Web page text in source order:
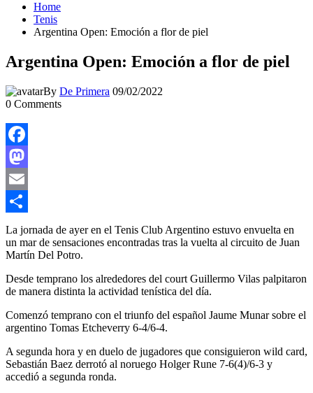
Home
Tenis
Argentina Open: Emoción a flor de piel
Argentina Open: Emoción a flor de piel
By De Primera 09/02/2022
0 Comments
Facebook
Mastodon
Email
Compartir
La jornada de ayer en el Tenis Club Argentino estuvo envuelta en
un mar de sensaciones encontradas tras la vuelta al circuito de Juan
Martín Del Potro.
Desde temprano los alrededores del court Guillermo Vilas palpitaron
de manera distinta la actividad tenística del día.
Comenzó temprano con el triunfo del español Jaume Munar sobre el
argentino Tomas Etcheverry 6-4/6-4.
A segunda hora y en duelo de jugadores que consiguieron wild card,
Sebastián Baez derrotó al noruego Holger Rune 7-6(4)/6-3 y
accedió a segunda ronda.